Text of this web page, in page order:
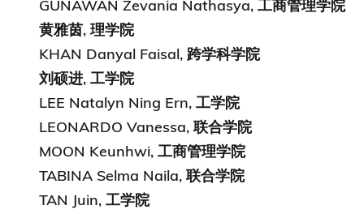
GUNAWAN Zevania Nathasya, 工商管理学院
黄雅茵, 理学院
KHAN Danyal Faisal, 跨学科学院
刘硕进, 工学院
LEE Natalyn Ning Ern, 工学院
LEONARDO Vanessa, 联合学院
MOON Keunhwi, 工商管理学院
TABINA Selma Naila, 联合学院
TAN Juin, 工学院